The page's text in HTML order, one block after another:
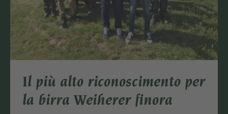
Il più alto riconoscimento per
la birra Weiherer finora